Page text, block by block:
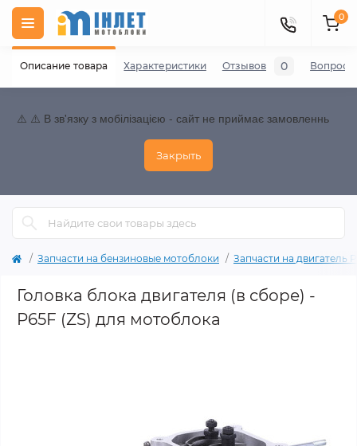
⚠️ ⚠️ В зв'язку з мобілізацією - сайт не приймає замовленнь
Закрыть
0
Запчасти на бензиновые мотоблоки Запчасти на двигатель
Головка блока двигателя (в сборе) -
P65F (ZS) для мотоблока
Описание товара Характеристики Отзывов 0 Вопросы